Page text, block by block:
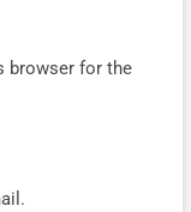
browser for the